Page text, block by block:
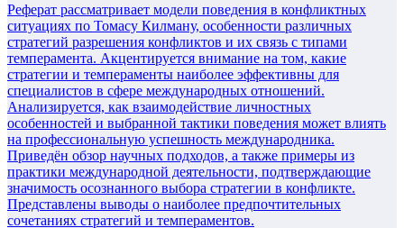
Реферат рассматривает модели поведения в конфликтных
ситуациях по Томасу Килману, особенности различных
стратегий разрешения конфликтов и их связь с типами
темперамента. Акцентируется внимание на том, какие
стратегии и темпераменты наиболее эффективны для
специалистов в сфере международных отношений.
Анализируется, как взаимодействие личностных
особенностей и выбранной тактики поведения может влиять
на профессиональную успешность международника.
Приведён обзор научных подходов, а также примеры из
практики международной деятельности, подтверждающие
значимость осознанного выбора стратегии в конфликте.
Представлены выводы о наиболее предпочтительных
сочетаниях стратегий и темпераментов.